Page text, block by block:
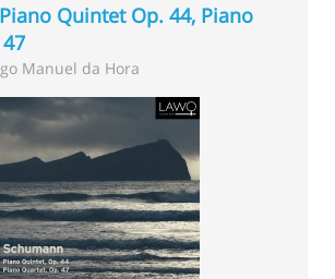
Quintet Op. 44, Piano
Manuel da Hora